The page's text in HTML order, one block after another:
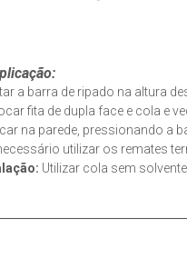
a barra de ripado na altura
fita de dupla face e cola e
na parede, pressionando a
utilizar os remates
Utilizar cola sem